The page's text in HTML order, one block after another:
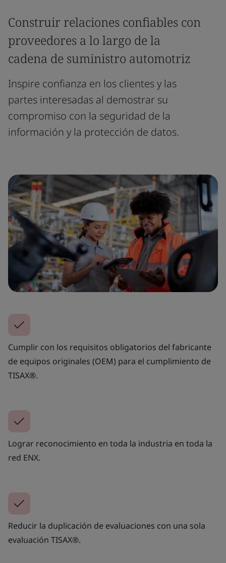
Construir relaciones confiables con
proveedores a lo largo de la
cadena de suministro automotriz
Inspire confianza en los clientes y las
partes interesadas al demostrar su
compromiso con la seguridad de la
información y la protección de datos.
Cumplir con los requisitos obligatorios del fabricante
de equipos originales (OEM) para el cumplimiento de
TISAX®.
Lograr reconocimiento en toda la industria en toda la
red ENX.
Reducir la duplicación de evaluaciones con una sola
evaluación TISAX®.